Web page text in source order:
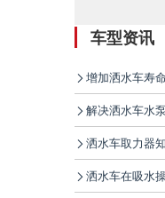
车型资讯
增加洒水车寿
洒水车取力器